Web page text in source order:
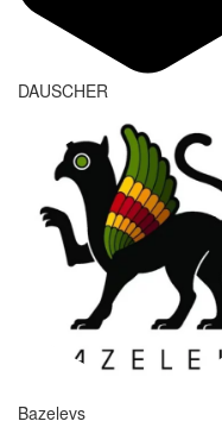
DAUSCHER
Bazelevs